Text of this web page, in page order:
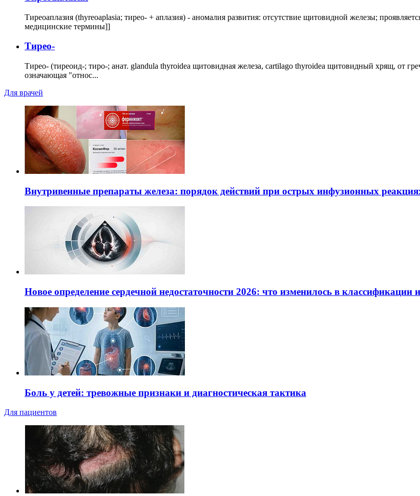
Тиреоаплазия (thyreoaplasia; тирео- + аплазия) - аномалия развития: отсутствие щитовидной железы;
медицинские термины]]
Тирео-
Тирео- (тиреоид-; тиро-; анат. glandula thyroidea щитовидная железа, cartilago thyroidea щитовидный хрящ, от
означающая "относ...
Для врачей
Внутривенные препараты железа: порядок действий при острых инфузионных
Новое определение сердечной недостаточности 2026: что изменилось в классификации
Боль у детей: тревожные признаки и диагностическая тактика
Для пациентов